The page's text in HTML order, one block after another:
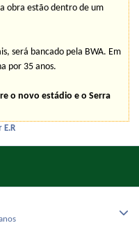
obra estão dentro de um
será bancado pela BWA. Em
por 35 anos.
o novo estádio e o Serra
E.R